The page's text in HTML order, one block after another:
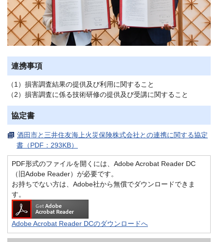
連携事項
（1）損害調査結果の提供及び利用に関すること
（2）損害調査に係る技術研修の提供及び受講に関すること
協定書
酒田市と三井住友海上火災保険株式会社との連携に関する協定
書（PDF：293KB）
PDF形式のファイルを開くには、Adobe Acrobat Reader DC
（旧Adobe Reader）が必要です。
お持ちでない方は、Adobe社から無償でダウンロードできま
す。
Adobe Acrobat Reader DCのダウンロードへ